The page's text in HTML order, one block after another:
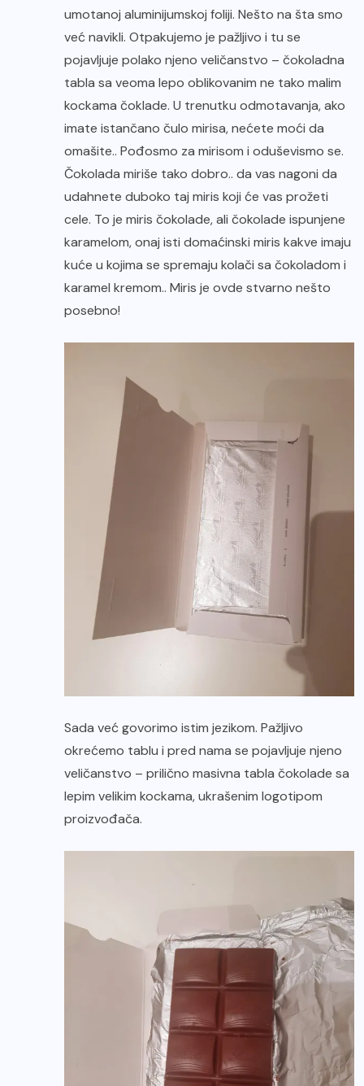
umotanoj aluminijumskoj foliji. Nešto na šta smo
već navikli. Otpakujemo je pažljivo i tu se
pojavljuje polako njeno veličanstvo – čokoladna
tabla sa veoma lepo oblikovanim ne tako malim
kockama čoklade. U trenutku odmotavanja, ako
imate istančano čulo mirisa, nećete moći da
omašite.. Pođosmo za mirisom i oduševismo se.
Čokolada miriše tako dobro.. da vas nagoni da
udahnete duboko taj miris koji će vas prožeti
cele. To je miris čokolade, ali čokolade ispunjene
karamelom, onaj isti domaćinski miris kakve imaju
kuće u kojima se spremaju kolači sa čokoladom i
karamel kremom.. Miris je ovde stvarno nešto
posebno!
Sada već govorimo istim jezikom. Pažljivo
okrećemo tablu i pred nama se pojavljuje njeno
veličanstvo – prilično masivna tabla čokolade sa
lepim velikim kockama, ukrašenim logotipom
proizvođača.